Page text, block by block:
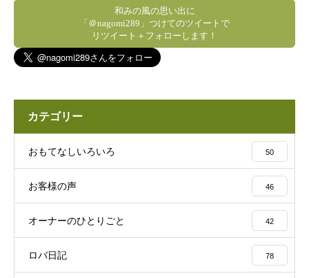
和みの風の思い出に
「＠nagomi289」つけてのツイートで
リツイート＋フォローします！
カテゴリー
おもてなしいろいろ 50
お客様の声 46
オーナーのひとりごと 42
ロバ日記 78